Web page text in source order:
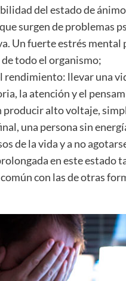
del estado de
surgen de problemas
Un fuerte estrés mental
todo el organismo;
llevar una
la atención y el
producir alto voltaje,
una persona sin
de la vida y a no
en este estado
con las de otras